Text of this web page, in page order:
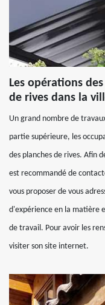
Les opérations
de rives dans la
Un grand nombre de
partie supérieure, les
des planches de rives. Afin
est recommandé de
vous proposer de vous
d'expérience en la matière
de travail. Pour avoir les
visiter son site internet.